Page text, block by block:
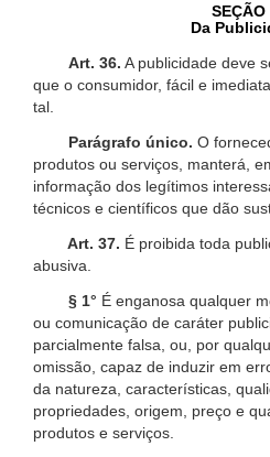
SEÇÃO
Da
Art. 36. A publicidade deve
que o consumidor, fácil e
tal.
Parágrafo único. O
produtos ou serviços, manterá,
informação dos legítimos
técnicos e científicos que dão
Art. 37. É proibida toda
abusiva.
§ 1° É enganosa qualquer
ou comunicação de caráter
parcialmente falsa, ou, por
omissão, capaz de induzir em
da natureza, características,
propriedades, origem, preço e
produtos e serviços.